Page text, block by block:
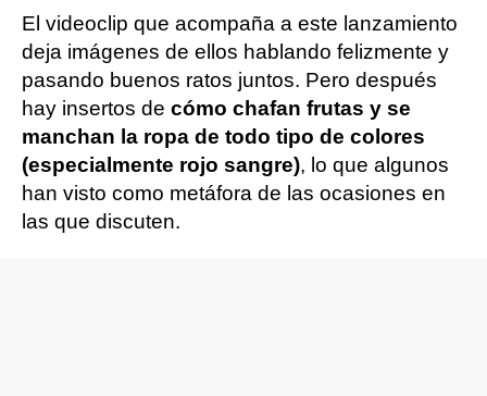
El videoclip que acompaña a este lanzamiento
deja imágenes de ellos hablando felizmente y
pasando buenos ratos juntos. Pero después
hay insertos de cómo chafan frutas y se
manchan la ropa de todo tipo de colores
(especialmente rojo sangre), lo que algunos
han visto como metáfora de las ocasiones en
las que discuten.